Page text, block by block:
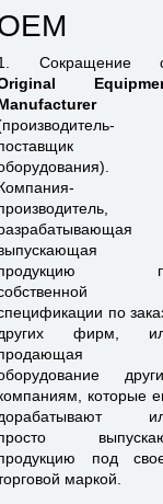
Сокращение
по
фирм,
которые
под
маркой.